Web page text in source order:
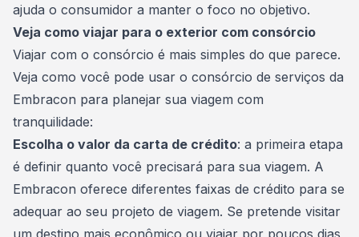
ajuda o consumidor a manter o foco no objetivo.
Veja como viajar para o exterior com consórcio
Viajar com o consórcio é mais simples do que parece.
Veja como você pode usar o consórcio de serviços da
Embracon para planejar sua viagem com
tranquilidade:
Escolha o valor da carta de crédito: a primeira etapa
é definir quanto você precisará para sua viagem. A
Embracon oferece diferentes faixas de crédito para se
adequar ao seu projeto de viagem. Se pretende visitar
um destino mais econômico ou viajar por poucos dias,